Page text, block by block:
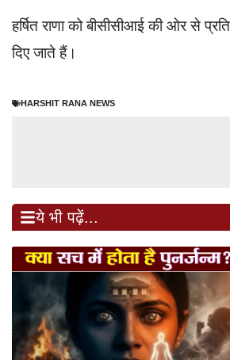
हर्षित राणा को बीसीसीआई की ओर से
दिए जाते हैं।
HARSHIT RANA NEWS
ये भी पढ़ें...